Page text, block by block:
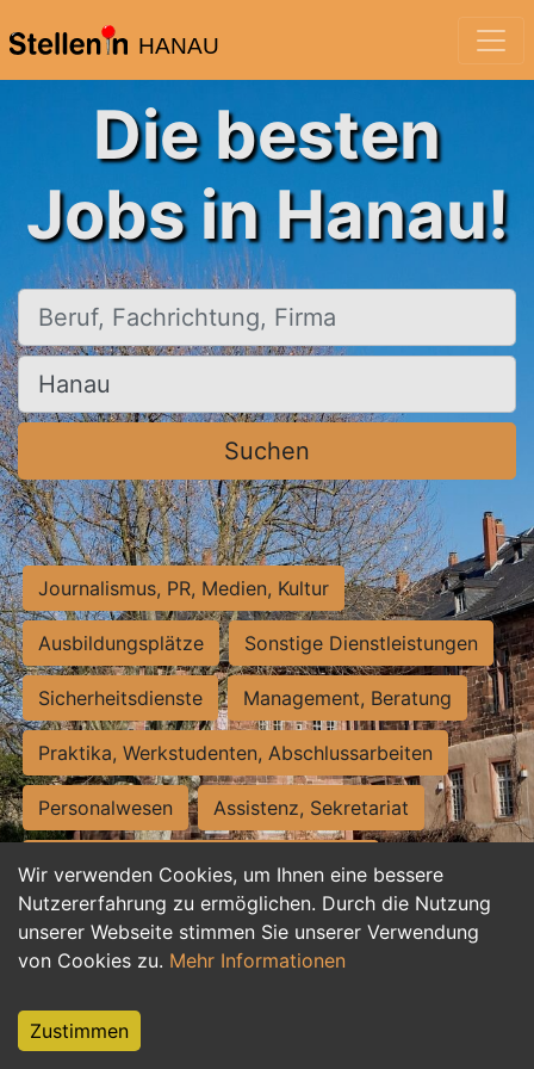
HANAU
Wir verwenden Cookies, um Ihnen eine bessere
Nutzererfahrung zu ermöglichen. Durch die Nutzung
unserer Webseite stimmen Sie unserer Verwendung
von Cookies zu. Mehr Informationen
Zustimmen
Die besten
Jobs in Hanau!
Beruf, Fachrichtung, Firma
Ort, Stadt
Suchen
Journalismus, PR, Medien, Kultur
Ausbildungsplätze Sonstige Dienstleistungen
Sicherheitsdienste Management, Beratung
Praktika, Werkstudenten, Abschlussarbeiten
Personalwesen Assistenz, Sekretariat
Hilfskräfte, Aushilfs- und Nebenjobs
Einkauf, Logistik, Materialwirtschaft
Weiterbildung, Studium, duale Ausbildung
Tourismus